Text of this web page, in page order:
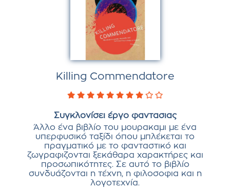
Killing Commendatore
Συγκλονίσει έργο φαντασιας
Άλλο ένα βιβλίο του μουρακαμι με ένα
υπερφυσικό ταξίδι όπου μπλέκεται το
πραγματικό με το φανταστικό και
ζωγραφιζονται ξεκάθαρα χαρακτήρες και
προσωπικότητες. Σε αυτό το βιβλίο
συνδυάζονται η τέχνη, η φιλοσοφια και η
λογοτεχνία.